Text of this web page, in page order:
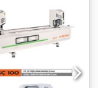
x limpiador de
- 1 x
Euro70,
se